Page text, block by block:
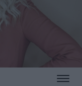
Toggle